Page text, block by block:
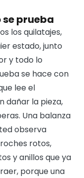
prueba
los quilatajes,
estado, junto
y todo lo
se hace con
lee el
dañar la pieza,
Una balanza
observa
rotos,
y anillos que ya
porque una